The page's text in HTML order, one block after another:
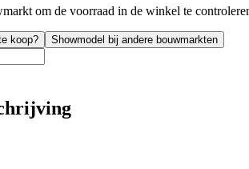
om de voorraad in de winkel te
koop? Showmodel bij andere bouwmarkten